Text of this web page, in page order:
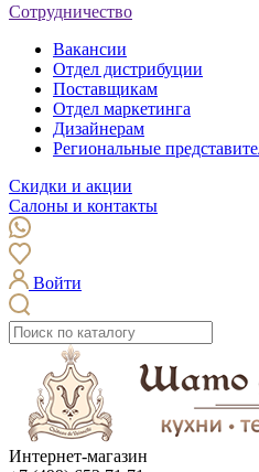
Сотрудничество
Вакансии
Отдел дистрибуции
Поставщикам
Отдел маркетинга
Дизайнерам
Региональные
Скидки и акции
Салоны и контакты
Войти
Интернет-магазин